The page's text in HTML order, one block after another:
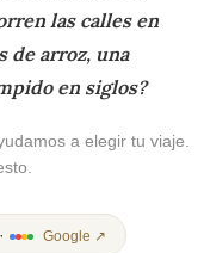
las calles en
de arroz, una
en siglos?
a elegir tu viaje.
· Google ↗